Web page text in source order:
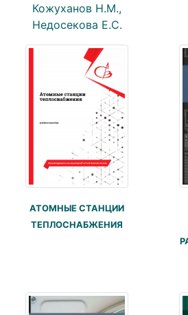
Кожуханов Н.М.,
Недосекова Е.С.
АТОМНЫЕ СТАНЦИИ
ТЕПЛОСНАБЖЕНИЯ